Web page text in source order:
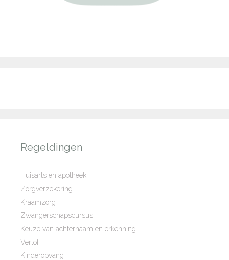
Regeldingen
Huisarts en apotheek
Zorgverzekering
Kraamzorg
Zwangerschapscursus
Keuze van achternaam en erkenning
Verlof
Kinderopvang